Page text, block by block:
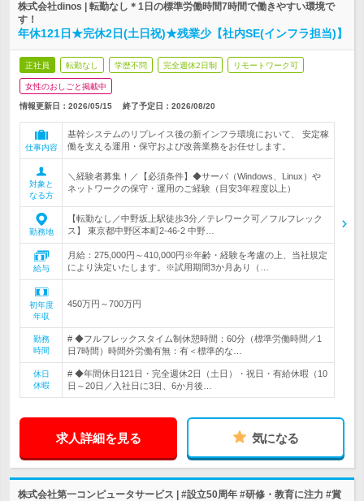
株式会社dinos | 転勤なし＊1日の標準労働時間7時間で働きやすい環境で
す！
年休121日★完休2日(土日祝)★残業少【社内SE(インフラ担当)】
正社員 転勤なし 学歴不問 完全週休2日制 リモートワーク可
女性のおしごと掲載中
情報更新日：2026/05/15 終了予定日： 2026/08/20
仕事内容
基幹システムのリプレイス後の新インフラ環境において、 安定稼
働を支える運用・保守および改善業務をお任せします。
対象と
なる方
＼経験者募集！／【必須条件】◆サーバ（Windows、Linux）や
ネットワークの保守・運用のご経験（目安3年程度以上）
勤務地
【転勤なし／中野坂上駅徒歩3分／テレワーク可／フルフレック
ス】 東京都中野区本町2-46-2 中野…
給与
月給：275,000円～410,000円※年齢・経験を考慮の上、当社規定
により決定いたします。※試用期間3か月あり（…
初年度
年収
450万円～700万円
勤務
時間
# ◆フルフレックスタイム制休憩時間：60分（標準労働時間／1
日7時間）時間外労働有無：有＜標準的な…
休日
休暇
# ◆年間休日121日・完全週休2日（土日）・祝日・有給休暇（10
日～20日／入社日に3日、6か月後…
求人詳細を見る 気になる
株式会社第一コンピュータサービス | #設立50周年 #研修・教育に注力 #賞